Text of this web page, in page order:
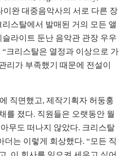
이완 대중음악사의 서로 다른 장
스탈에서 발매된 거의 모든 앨
라이트 둔난 음악관 관장 우우
크리스탈은 열정과 이상으로 가
리가 부족했기 때문에 전설이
직면했고, 제작기획자 허둥훙
를 졌다. 직원들은 오랫동안 월
무도 떠나지 않았다. 크리스탈
더는 이렇게 회상했다. “모든 직